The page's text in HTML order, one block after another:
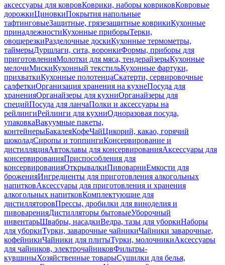
аксессуары для ковровКоврики, наборы ковриковКовровые
дорожкиЦиновкиПокрытия напольные
тафтинговыеЗащитные, грязезащитные коврикиКухонные
принадлежностиКухонные приборыТерки,
овощерезкиРазделочные доскиКухонные термометры,
таймерыДуршлаги, сита, воронкиФормы, приборы для
приготовленияМолотки для мяса, тендерайзерыКухонные
мелочиМискиКухонный текстильКухонные фартуки,
прихваткиКухонные полотенцаСкатерти, сервировочные
салфеткиОрганизация хранения на кухнеПосуда для
храненияОрганайзеры для кухниОрганайзеры для
специйПосуда для ланчаПолки и аксессуары на
рейлингиРейлинги для кухниОдноразовая посуда,
упаковкаВакуумные пакеты,
контейнерыБакалеяКофеЧайЦикорий, какао, горячий
шоколадСиропы и топпингиКонсервирование и
дистилляцияАвтоклавы для консервированияАксессуары для
консервированияПриспособления для
консервированияОткрывалкиПивоварниЕмкости для
броженияИнгредиенты для приготовления алкогольных
напитковАксессуары для приготовления и хранения
алкогольных напитковКомплектующие для
дистилляторовПрессы, дробилки для виноделия и
пивоваренияДистилляторы бытовыеУборочный
инвентарьШвабры, насадкиВедра, тазы для уборкиНаборы
для уборкиТурки, заварочные чайникиЧайники заварочные,
кофейникиЧайники для плитыТурки, молочникиАксессуары
для чайников, электрочайниковФильтры-
кувшиныХозяйственные товарыСушилки для белья,